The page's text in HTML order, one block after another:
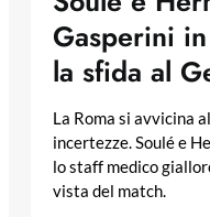
Gasperini
la sfida al
La Roma si avvicina
incertezze. Soulé e
lo staff medico
vista del match.